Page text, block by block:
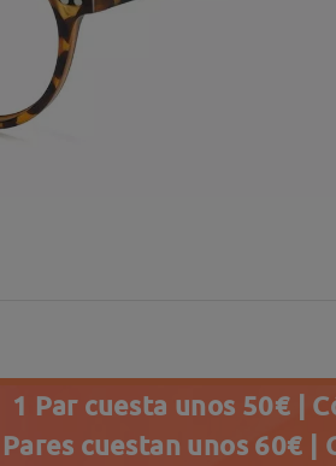
1 Par cuesta unos 50€ |
cuestan unos 60€ |